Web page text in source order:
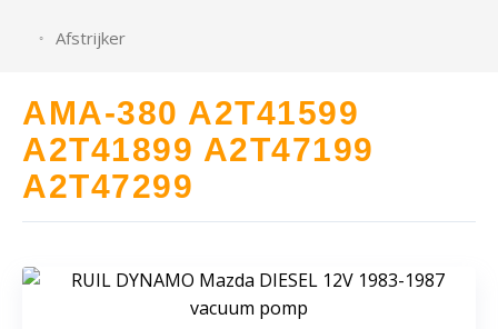
Afstrijker
AMA-380 A2T41599
A2T41899 A2T47199
A2T47299